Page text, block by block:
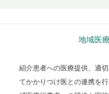
地域医
紹介患者への医療提供、適
てかかりつけ医との連携を